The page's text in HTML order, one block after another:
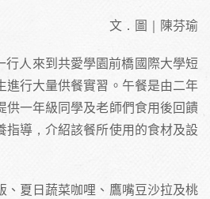
文．圖｜陳芬瑜
人來到共愛學園前橋國際大學短
進行大量供餐實習。午餐是由二年
供一年級同學及老師們食用後回饋
指導，介紹該餐所使用的食材及設
、夏日蔬菜咖哩、鷹嘴豆沙拉及桃